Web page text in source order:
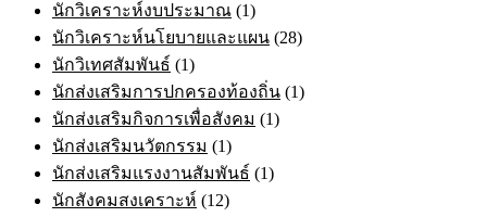
นักวิเคราะห์งบประมาณ (1)
นักวิเคราะห์นโยบายและแผน (28)
นักวิเทศสัมพันธ์ (1)
นักส่งเสริมการปกครองท้องถิ่น (1)
นักส่งเสริมกิจการเพื่อสังคม (1)
นักส่งเสริมนวัตกรรม (1)
นักส่งเสริมแรงงานสัมพันธ์ (1)
นักสังคมสงเคราะห์ (12)